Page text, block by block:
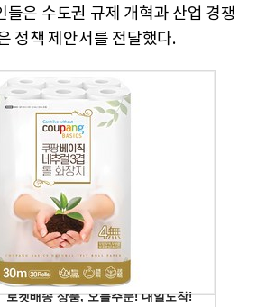
들은 수도권 규제 개혁과 산업 경쟁
정책 제안서를 전달했다.